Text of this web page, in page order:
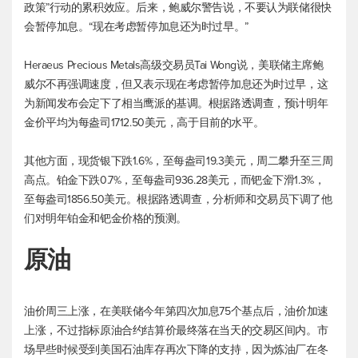
政策”行动的累积效应。后来，鲍威尔警告说，不要认为联储很快
会暂停加息。“现在考虑暂停加息还为时过早。”
Heraeus Precious Metals高级交易员Tai Wong说，美联储主席鲍
威尔不再强调速度，但又表示现在考虑暂停加息还为时过早，这
为新闻发布会定下了相当鹰派的基调。根据路透调查，预计明年
金价平均为每盎司1712.50美元，高于目前的水平。
其他方面，现货银下跌1.6%，至每盎司19.3美元，周二攀升至三周
高点。铂金下跌0.7%，至每盎司936.28美元，而钯金下滑1.3%，
至每盎司1856.50美元。根据路透调查，分析师和交易员下调了他
们对明年铂金和钯金价格的预测。
原油
油价周三上涨，在美联储今年第四次加息75个基点后，油价加速
上涨，不过指标原油合约结算价最终落在当天的交易区间内。市
场早些时候受到美国石油库存再次下降的支持，因为炼油厂在冬